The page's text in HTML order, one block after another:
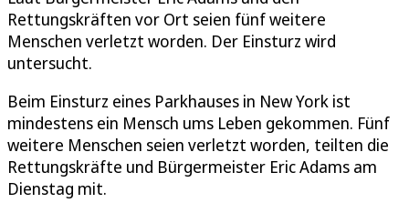
Rettungskräften vor Ort seien fünf weitere
Menschen verletzt worden. Der Einsturz wird
untersucht.
Beim Einsturz eines Parkhauses in New York ist
mindestens ein Mensch ums Leben gekommen. Fünf
weitere Menschen seien verletzt worden, teilten die
Rettungskräfte und Bürgermeister Eric Adams am
Dienstag mit.